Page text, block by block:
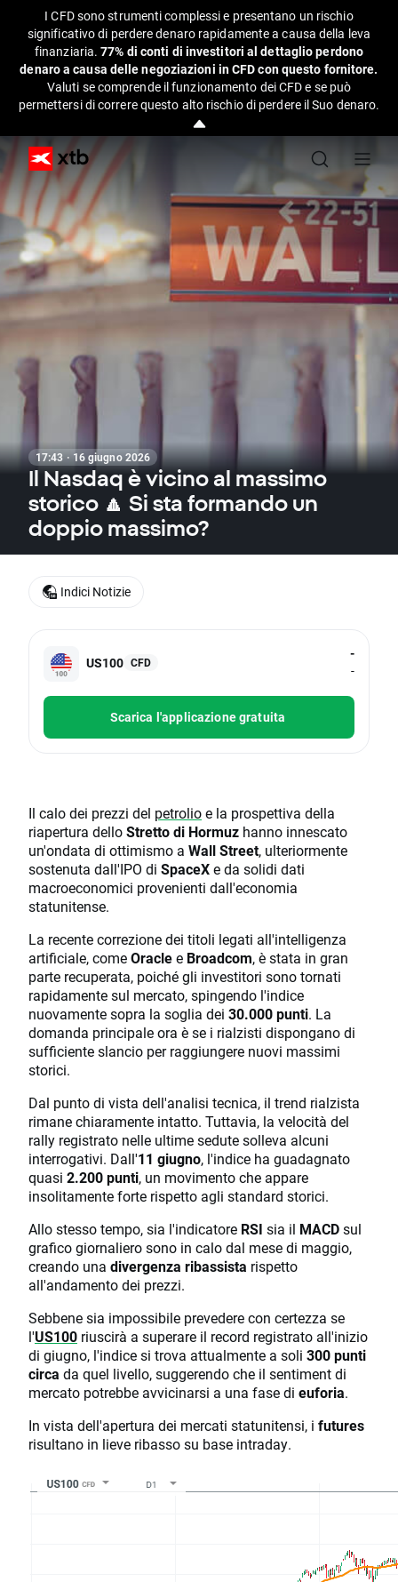
I CFD sono strumenti complessi e presentano un rischio
significativo di perdere denaro rapidamente a causa della leva
finanziaria.77% di conti di investitori al dettaglio perdono
denaro a causa delle negoziazioni in CFD con questo fornitore.
Valuti se comprende il funzionamento dei CFD e se può
permettersi di correre questo alto rischio di perdere il Suo denaro.
17:43 · 16 giugno 2026
Il Nasdaq è vicino al massimo
storico 🔼 Si sta formando un
doppio massimo?
US100 CFD
-
-
Scarica l'applicazione gratuita
Il calo dei prezzi del petrolioe la prospettiva della
riapertura delloStretto di Hormuz hanno innescato
un'ondata di ottimismo a Wall Street, ulteriormente
sostenuta dall'IPO di SpaceXe da solidi dati
macroeconomici provenienti dall'economia
statunitense.
La recente correzione dei titoli legati all'intelligenza
artificiale, comeOraclee Broadcom, è stata in gran
parte recuperata, poiché gli investitori sono tornati
rapidamente sul mercato, spingendo l'indice
nuovamente sopra la soglia dei 30.000 punti. La
domanda principale ora è se i rialzisti dispongano di
sufficiente slancio per raggiungere nuovi massimi
storici.
Dal punto di vista dell'analisi tecnica, il trend rialzista
rimane chiaramente intatto. Tuttavia, la velocità del
rally registrato nelle ultime sedute solleva alcuni
interrogativi. Dall'11 giugno, l'indice ha guadagnato
quasi 2.200 punti, un movimento che appare
insolitamente forte rispetto agli standard storici.
Allo stesso tempo, sia l'indicatore RSI sia il MACDsul
grafico giornaliero sono in calo dal mese di maggio,
creando una divergenza ribassista rispetto
all'andamento dei prezzi.
Sebbene sia impossibile prevedere con certezza se
l'US100 riuscirà a superare il record registrato all'inizio
di giugno, l'indice si trova attualmente a soli 300 punti
circa da quel livello, suggerendo che il sentiment di
mercato potrebbe avvicinarsi a una fase di euforia.
In vista dell'apertura dei mercati statunitensi, i futures
risultano in lieve ribasso su base intraday.
Indici Notizie